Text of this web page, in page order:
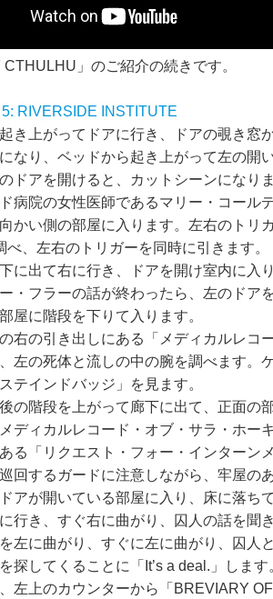
CTHULHU」のご紹介の続きです。
RIVERSIDE INSTITUTE
き上がってドアに行き、ドアの覗き窓
なり、ベッドから起き上がって左の開
ドアを開けると、カットシーンになりま
病院の女性医師であるマリー・コール
かい側の部屋に入ります。左右のトリ
べ、左右のトリガーを同時に引きます。
に出て右に行き、ドアを開け室内に入
・フラーの話が終わったら、左のドア
屋に階段を下りて入ります。
右の引き出しにある「メディカルレコ
左の死体と流しの中の腕を調べます。
テインドバッジ」を見ます。
の階段を上がって廊下に出て、正面の
ディカルレコード・オブ・サラ・ホー
る「リクエスト・フォー・インターン
回するガードに注意しながら、牢屋の
アが開いている部屋に入り、床に落ち
行き、すぐ右に曲がり、囚人の話を聞
左に曲がり、すぐに左に曲がり、囚人
探してくることに「It’s a deal.」しま
左上のカウンターから「BREVIARY